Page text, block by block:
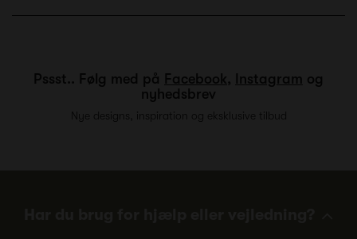
Pssst.. Følg med på Facebook, Instagram og
nyhedsbrev
Nye designs, inspiration og eksklusive tilbud